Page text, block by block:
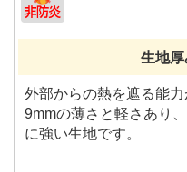
生地厚
外部からの熱を遮る能
9mmの薄さと軽さあり
に強い生地です。